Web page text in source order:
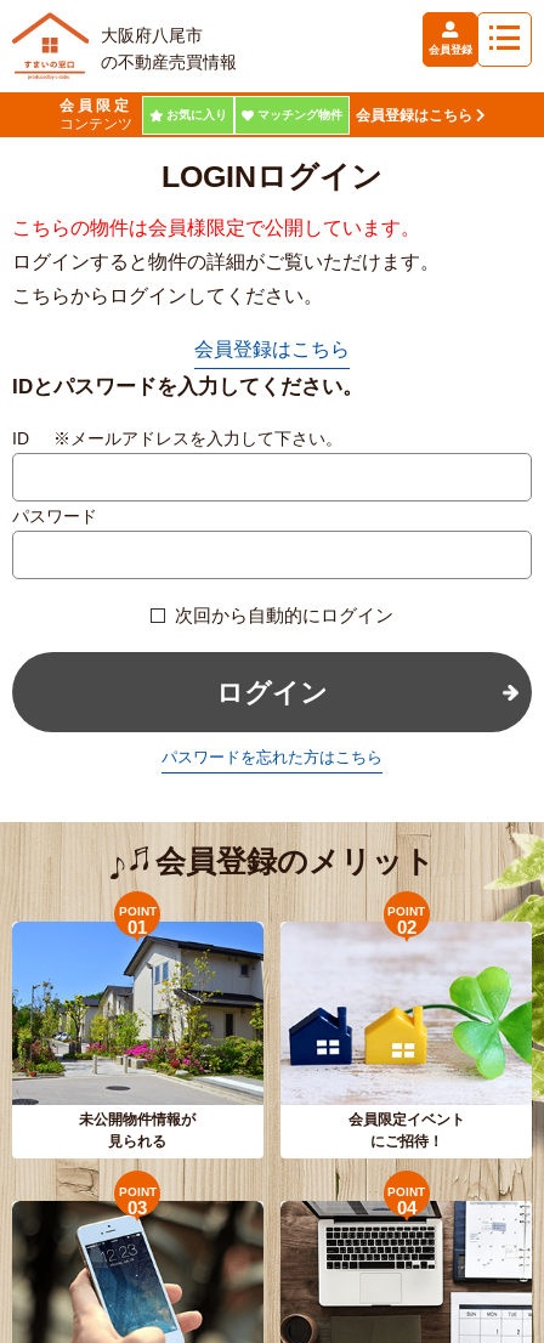
大阪府八尾市
の不動産売買情報
会員登録
会員限定
コンテンツ
お気に入り マッチング物件 会員登録はこちら
LOGINログイン
こちらの物件は会員様限定で公開しています。
ログインすると物件の詳細がご覧いただけます。
こちらからログインしてください。
会員登録はこちら
IDとパスワードを入力してください。
ID ※メールアドレスを入力して下さい。
パスワード
次回から自動的にログイン
ログイン
パスワードを忘れた方はこちら
会員登録のメリット
POINT
01
未公開物件情報が
見られる
POINT
02
会員限定イベント
にご招待！
POINT
03
POINT
04